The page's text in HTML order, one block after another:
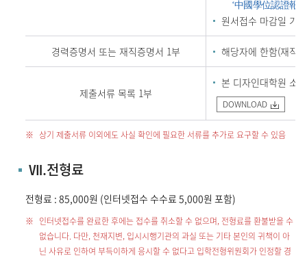
‘中國學位認證報告
원서접수 마감일 기
경력증명서 또는 재직증명서 1부 해당자에 한함(재직
제출서류 목록 1부
본 디자인대학원 소
DOWNLOAD
상기 제출서류 이외에도 사실 확인에 필요한 서류를 추가로 요구할 수 있음
Ⅶ.전형료
전형료 : 85,000원 (인터넷접수 수수료 5,000원 포함)
인터넷접수를 완료한 후에는 접수를 취소할 수 없으며, 전형료를 환불받을 수
없습니다. 다만, 천재지변, 입시시행기관의 과실 또는 기타 본인의 귀책이 아
닌 사유로 인하여 부득이하게 응시할 수 없다고 입학전형위원회가 인정할 경